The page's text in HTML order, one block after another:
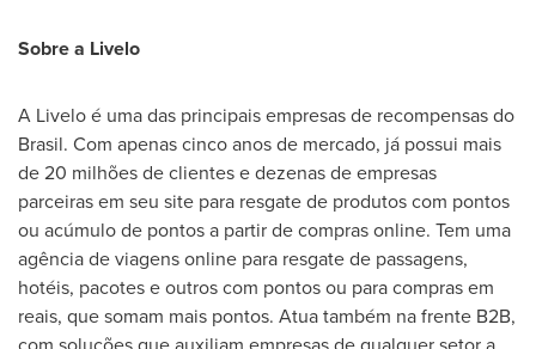
Sobre a Livelo
A Livelo é uma das principais empresas de recompensas do
Brasil. Com apenas cinco anos de mercado, já possui mais
de 20 milhões de clientes e dezenas de empresas
parceiras em seu site para resgate de produtos com pontos
ou acúmulo de pontos a partir de compras online. Tem uma
agência de viagens online para resgate de passagens,
hotéis, pacotes e outros com pontos ou para compras em
reais, que somam mais pontos. Atua também na frente B2B,